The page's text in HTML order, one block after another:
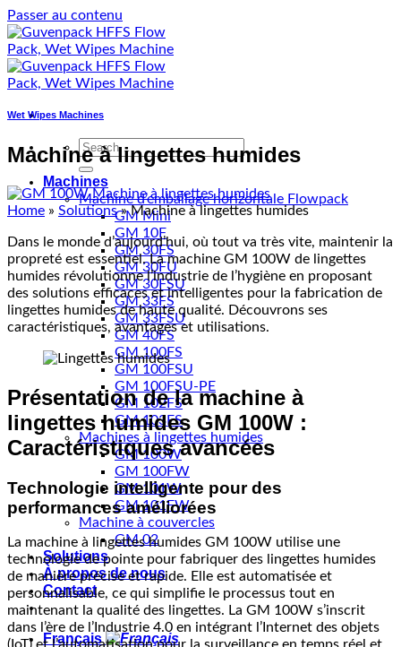
Passer au contenu
Machines
Machine d’emballage horizontale Flowpack
GM Mini
GM 10F
GM 30FS
GM 30FU
GM 30FSU
GM 33FS
GM 33FSU
GM 40FS
GM 100FS
GM 100FSU
GM 100FSU-PE
GM 102FS
GM 103FS
Machines à lingettes humides
GM 100W
GM 100FW
GM 101W
GM 101FW
Machine à couvercles
GM 02
Solutions
À propos de nous
Contact
Français
Wet Wipes Machines
Machine à lingettes humides
Home » Solutions»Machine à lingettes humides
Dans le monde d’aujourd’hui, où tout va très vite, maintenir la
propreté est essentiel. La machine GM 100W de lingettes
humides révolutionne l’industrie de l’hygiène en proposant
des solutions efficaces et intelligentes pour la fabrication de
lingettes humides de haute qualité. Découvrons ses
caractéristiques, avantages et utilisations.
Présentation de la machine à
lingettes humides GM 100W :
Caractéristiques avancées
Technologie intelligente pour des
performances améliorées
La machine à lingettes humides GM 100W utilise une
technologie de pointe pour fabriquer des lingettes humides
de manière précise et rapide. Elle est automatisée et
personnalisable, ce qui simplifie le processus tout en
maintenant la qualité des lingettes. La GM 100W s’inscrit
dans l’ère de l’Industrie 4.0 en intégrant l’Internet des objets